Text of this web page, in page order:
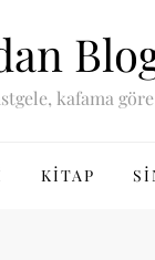
kafama göre
KITAP